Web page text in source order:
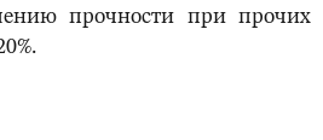
прочности при прочих